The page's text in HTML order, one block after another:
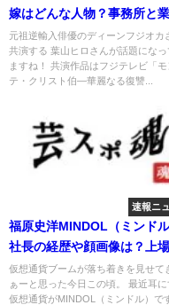
嫁はどんな人物？事務所と業
提携！
元祖逆輸入俳優のディーンフジオカ
共演する 葉山ヒロさんが話題になっ
ますね！ 共演作品はフジテレビ「モ
テ・クリスト伯―華麗なる復讐...
速報ニ
福原史洋MINDOL（ミンドル
社長の経歴や顔画像は？上
デマ？
仮想通貨ブームが落ち着きを見せて
ぁーと思った今日この頃。 最近耳に
仮想通貨がMINDOL（ミンドル）で